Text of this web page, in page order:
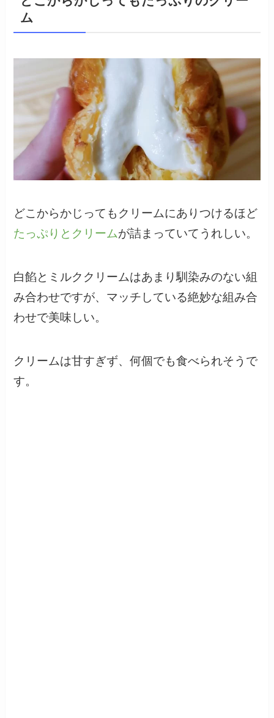
ム
どこからかじってもクリームにありつけるほど
たっぷりとクリームが詰まっていてうれしい。
白餡とミルククリームはあまり馴染みのない組
み合わせですが、マッチしている絶妙な組み合
わせで美味しい。
クリームは甘すぎず、何個でも食べられそうで
す。